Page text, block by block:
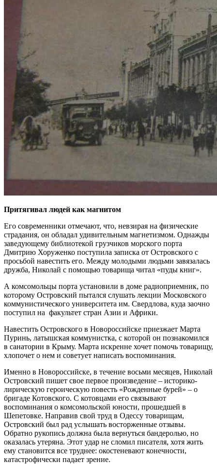
Притягивал людей как магнитом
Его современники отмечают, что, невзирая на физические
страдания, он обладал удивительным магнетизмом. Однажды
заведующему библиотекой грузчиков морского порта
Дмитрию Хоруженко поступила записка от Островского с
просьбой навестить его. Между молодыми людьми завязалась
дружба, Николай с помощью товарища читал «пуды книг».
А комсомольцы порта установили в доме радиоприемник, по
которому Островский пытался слушать лекции Московского
коммунистического университета им. Свердлова, куда заочно
поступил на факультет стран Азии и Африки.
Навестить Островского в Новороссийске приезжает Марта
Пуринь, латышская коммунистка, с которой он познакомился
в санатории в Крыму. Марта искренне хочет помочь товарищу,
хлопочет о нем и советует написать воспоминания.
Именно в Новороссийске, в течение восьми месяцев, Николай
Островский пишет свое первое произведение – историко-
лирическую героическую повесть «Рожденные бурей» – о
бригаде Котовского. С котовцами его связывают
воспоминания о комсомольской юности, прошедшей в
Шепетовке. Направив свой труд в Одессу товарищам,
Островский был рад услышать восторженные отзывы.
Обратно рукопись должна была вернуться бандеролью, но
оказалась утеряна. Этот удар не сломил писателя, хотя жить
ему становится все труднее: окостеневают конечности,
катастрофически падает зрение.